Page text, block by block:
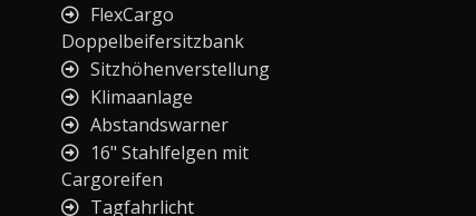
FlexCargo
Doppelbeifersitzbank
Sitzhöhenverstellung
Klimaanlage
Abstandswarner
16" Stahlfelgen mit
Cargoreifen
Tagfahrlicht